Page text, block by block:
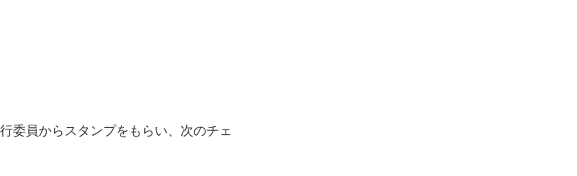
委員からスタンプをもらい、次のチェ